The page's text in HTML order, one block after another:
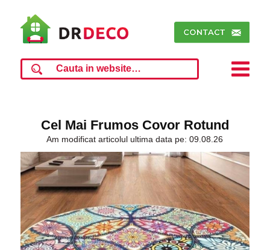
Cel Mai Frumos Covor Rotund
Am modificat articolul ultima data pe: 09.08.26